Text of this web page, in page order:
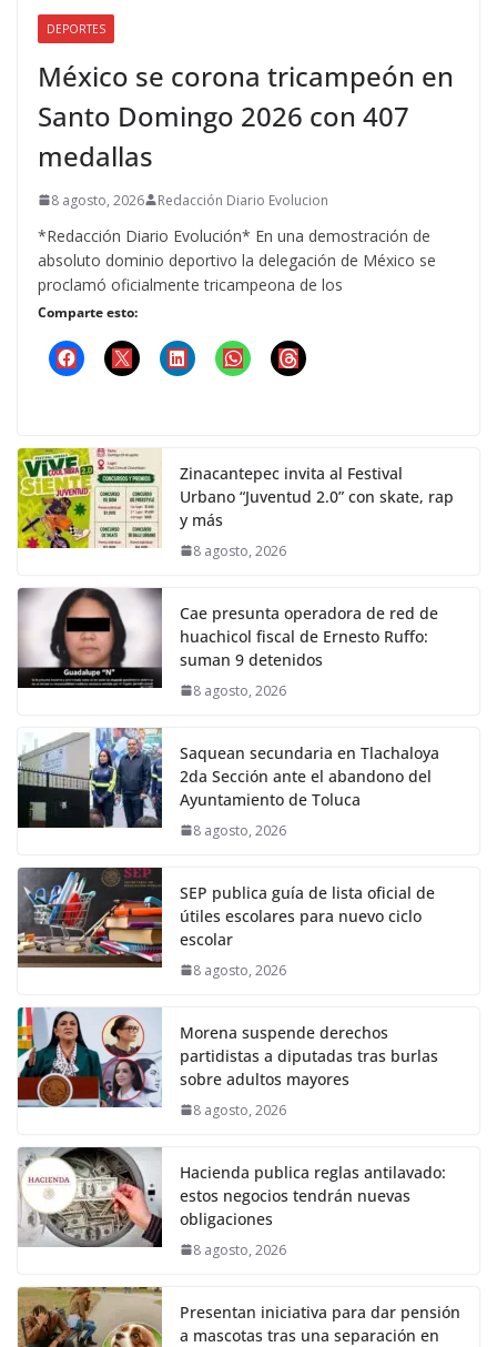
DEPORTES
México se corona tricampeón en
Santo Domingo 2026 con 407
medallas
8 agosto, 2026 Redacción Diario Evolucion
*Redacción Diario Evolución* En una demostración de
absoluto dominio deportivo la delegación de México se
proclamó oficialmente tricampeona de los
Comparte esto:
Zinacantepec invita al Festival
Urbano “Juventud 2.0” con skate, rap
y más
8 agosto, 2026
Cae presunta operadora de red de
huachicol fiscal de Ernesto Ruffo:
suman 9 detenidos
8 agosto, 2026
Saquean secundaria en Tlachaloya
2da Sección ante el abandono del
Ayuntamiento de Toluca
8 agosto, 2026
SEP publica guía de lista oficial de
útiles escolares para nuevo ciclo
escolar
8 agosto, 2026
Morena suspende derechos
partidistas a diputadas tras burlas
sobre adultos mayores
8 agosto, 2026
Hacienda publica reglas antilavado:
estos negocios tendrán nuevas
obligaciones
8 agosto, 2026
Presentan iniciativa para dar pensión
a mascotas tras una separación en